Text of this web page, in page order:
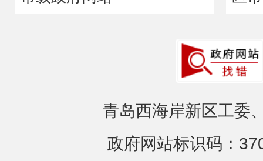
青岛西海岸新区工委
政府网站标识码：